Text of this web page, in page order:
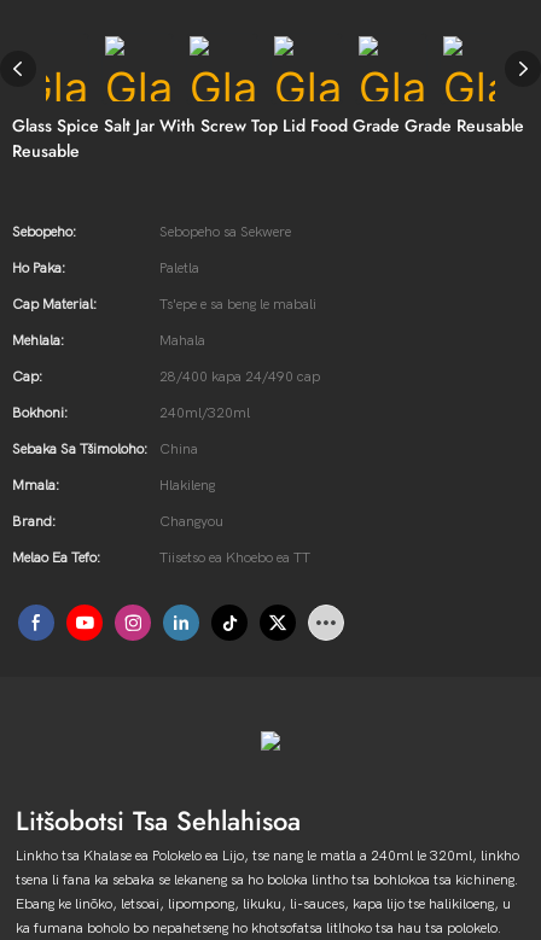
Glass Spice Salt Jar With Screw Top Lid Food Grade Grade Reusable
Reusable
Sebopeho: Sebopeho sa Sekwere
Ho Paka: Paletla
Cap Material: Ts'epe e sa beng le mabali
Mehlala: Mahala
Cap: 28/400 kapa 24/490 cap
Bokhoni: 240ml/320ml
Sebaka Sa Tšimoloho: China
Mmala: Hlakileng
Brand: Changyou
Melao Ea Tefo: Tiisetso ea Khoebo ea TT
Litšobotsi Tsa Sehlahisoa
Linkho tsa Khalase ea Polokelo ea Lijo, tse nang le matla a 240ml le 320ml, linkho
tsena li fana ka sebaka se lekaneng sa ho boloka lintho tsa bohlokoa tsa kichineng.
Ebang ke linōko, letsoai, lipompong, likuku, li-sauces, kapa lijo tse halikiloeng, u
ka fumana boholo bo nepahetseng ho khotsofatsa litlhoko tsa hau tsa polokelo.